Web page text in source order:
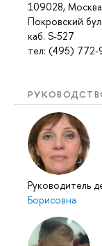
109028, Москва
Покровский
каб. S-527
тел: (495) 772-
Руководитель
Борисовна